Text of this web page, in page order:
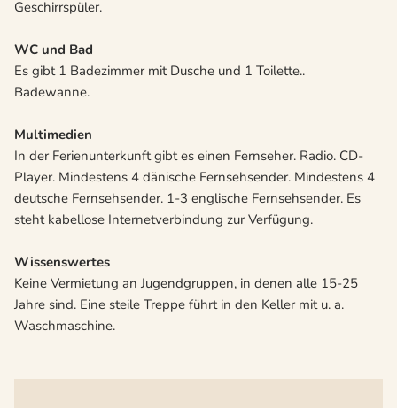
Geschirrspüler.
WC und Bad
Es gibt 1 Badezimmer mit Dusche und 1 Toilette..
Badewanne.
Multimedien
In der Ferienunterkunft gibt es einen Fernseher. Radio. CD-
Player. Mindestens 4 dänische Fernsehsender. Mindestens 4
deutsche Fernsehsender. 1-3 englische Fernsehsender. Es
steht kabellose Internetverbindung zur Verfügung.
Wissenswertes
Keine Vermietung an Jugendgruppen, in denen alle 15-25
Jahre sind. Eine steile Treppe führt in den Keller mit u. a.
Waschmaschine.